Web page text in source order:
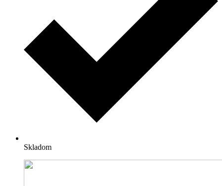
Skladom